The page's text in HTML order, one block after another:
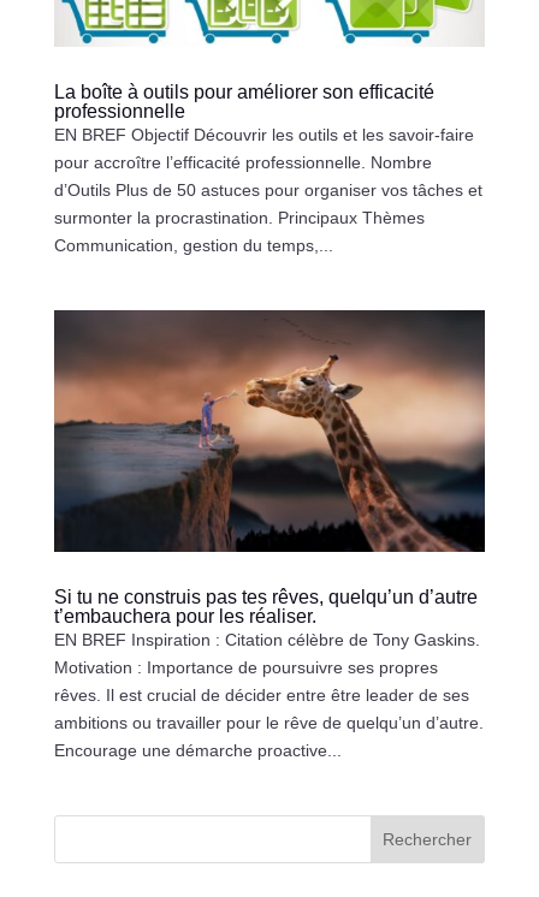
La boîte à outils pour améliorer son efficacité
professionnelle
EN BREF Objectif Découvrir les outils et les savoir-faire
pour accroître l’efficacité professionnelle. Nombre
d’Outils Plus de 50 astuces pour organiser vos tâches et
surmonter la procrastination. Principaux Thèmes
Communication, gestion du temps,...
Si tu ne construis pas tes rêves, quelqu’un d’autre
t’embauchera pour les réaliser.
EN BREF Inspiration : Citation célèbre de Tony Gaskins.
Motivation : Importance de poursuivre ses propres
rêves. Il est crucial de décider entre être leader de ses
ambitions ou travailler pour le rêve de quelqu’un d’autre.
Encourage une démarche proactive...
Rechercher